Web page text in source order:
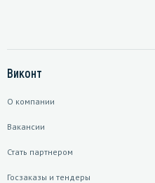
Виконт
О компании
Вакансии
Стать партнером
Госзаказы и тендеры